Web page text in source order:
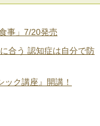
事」7/20発売
合う 認知症は自分で防
ク講座』開講！